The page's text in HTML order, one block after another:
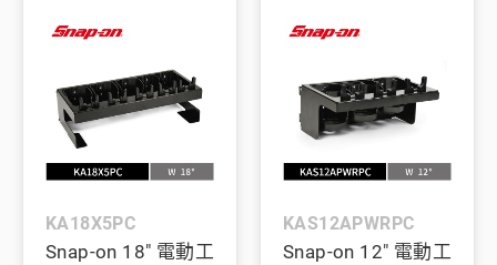
KA18X5PC
Snap-on 18" 電動工
KAS12APWRPC
Snap-on 12" 電動工